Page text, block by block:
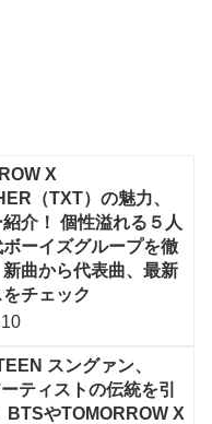
X
（TXT）の魅力、
紹介！ 個性溢れる５人
ーイズグループを徹
曲から代表曲、最新
チェック
スングァン、
ティストの伝統を引
BTSやTOMORROW X